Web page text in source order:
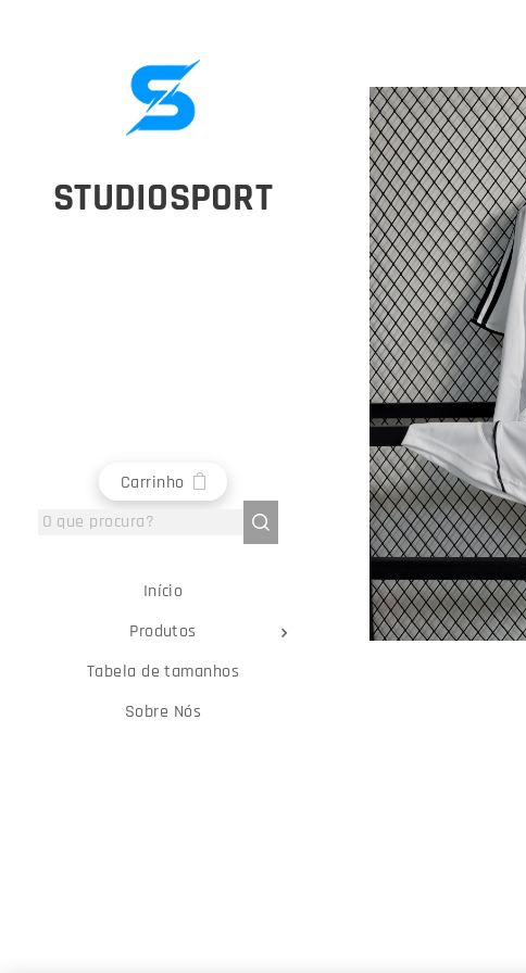
STUDIOSPORT
Carrinho
Início
Produtos
Tabela de tamanhos
Sobre Nós